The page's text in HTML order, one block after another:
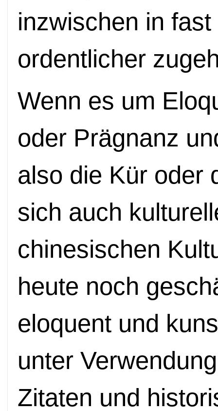
inzwischen in
ordentlicher
Wenn es um
oder Prägnanz
also die Kür oder
sich auch
chinesischen
heute noch
eloquent und
unter
Zitaten und